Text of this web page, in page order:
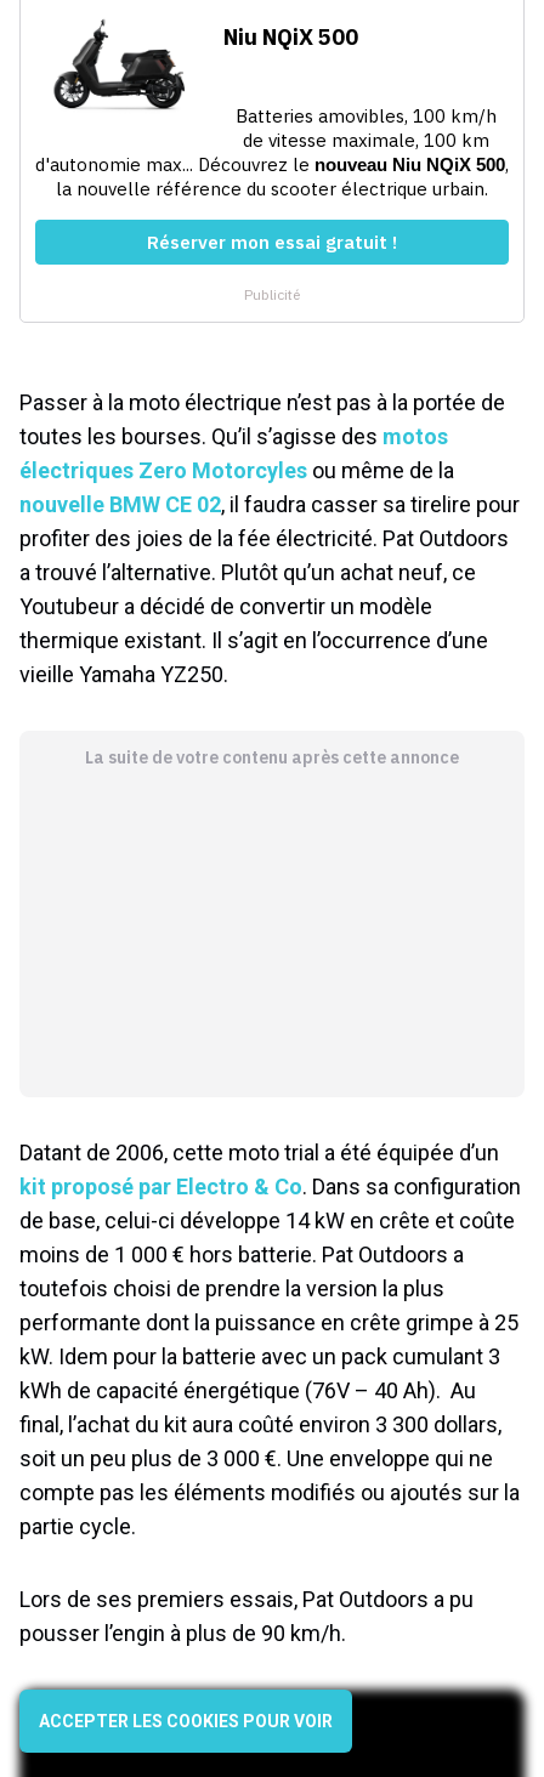
Passer à la moto électrique n’est pas à la portée de
toutes les bourses. Qu’il s’agisse des motos
électriques Zero Motorcyles ou même de la
nouvelle BMW CE 02, il faudra casser sa tirelire pour
profiter des joies de la fée électricité. Pat Outdoors
a trouvé l’alternative. Plutôt qu’un achat neuf, ce
Youtubeur a décidé de convertir un modèle
thermique existant. Il s’agit en l’occurrence d’une
vieille Yamaha YZ250.
La suite de votre contenu après cette annonce
Datant de 2006, cette moto trial a été équipée d’un
kit proposé par Electro & Co. Dans sa configuration
de base, celui-ci développe 14 kW en crête et coûte
moins de 1 000 € hors batterie. Pat Outdoors a
toutefois choisi de prendre la version la plus
performante dont la puissance en crête grimpe à 25
kW. Idem pour la batterie avec un pack cumulant 3
kWh de capacité énergétique (76V – 40 Ah). Au
final, l’achat du kit aura coûté environ 3 300 dollars,
soit un peu plus de 3 000 €. Une enveloppe qui ne
compte pas les éléments modifiés ou ajoutés sur la
partie cycle.
Lors de ses premiers essais, Pat Outdoors a pu
pousser l’engin à plus de 90 km/h.
ACCEPTER LES COOKIES POUR VOIR